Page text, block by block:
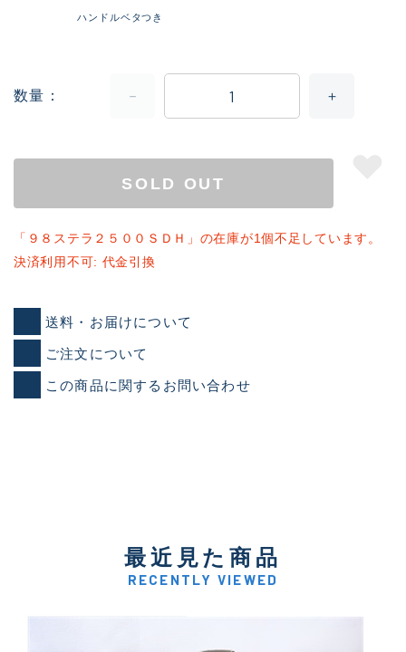
ハンドルベタつき
数量
SOLD OUT
「９８ステラ２５００ＳＤＨ」の在庫が1個不足しています。
決済利用不可: 代金引換
送料・お届けについて
ご注文について
この商品に関するお問い合わせ
最近見た商品
RECENTLY VIEWED